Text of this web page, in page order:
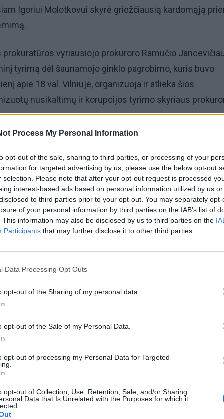
Process My Personal Information
opt-out of the sale, sharing to third parties, or processing of your
for targeted advertising by us, please use the below opt-out
selection. Please note that after your opt-out request is processed
interest-based ads based on personal information utilized by us
to third parties prior to your opt-out. You may separately
of your personal information by third parties on the IAB’s list of
This information may also be disclosed by us to third parties on the
Participants that may further disclose it to other third parties.
Data Processing Opt Outs
opt-out of the Sharing of my personal data.
opt-out of the Sale of my Personal Data.
opt-out of processing my Personal Data for Targeted
opt-out of Collection, Use, Retention, Sale, and/or Sharing
Data that Is Unrelated with the Purposes for which it
Igoriui Molotkovui skyrė griežčiausią kardomąją
prokuratūros vyriausiojo prokuroro Ramučio
tyrimą dėl šaunamojo ginklo pagrobimo, kuris buvo
apie 18 val. Vilniuje, organizuoja ir atlieka šios
nusikaltimų ir korupcijos tyrimo skyriaus
tyrimas buvo pradėtas Vilniaus apskrities
panaudojęs fizinį ar psichinį smurtą pagrobė
sprogmenis ar sprogstamąsias medžiagas arba bet kokiu
kaip du šaunamuosius ginklus, didelės
šaudmenų, sprogmenų ar sprogstamųjų medžiagų,
atėmimu nuo šešerių iki dešimties metų".
grįžusi Karina
didžiausią savo
Jūros šventę anksčiau puošęs
Anatolijus Klemencovas: gal jau